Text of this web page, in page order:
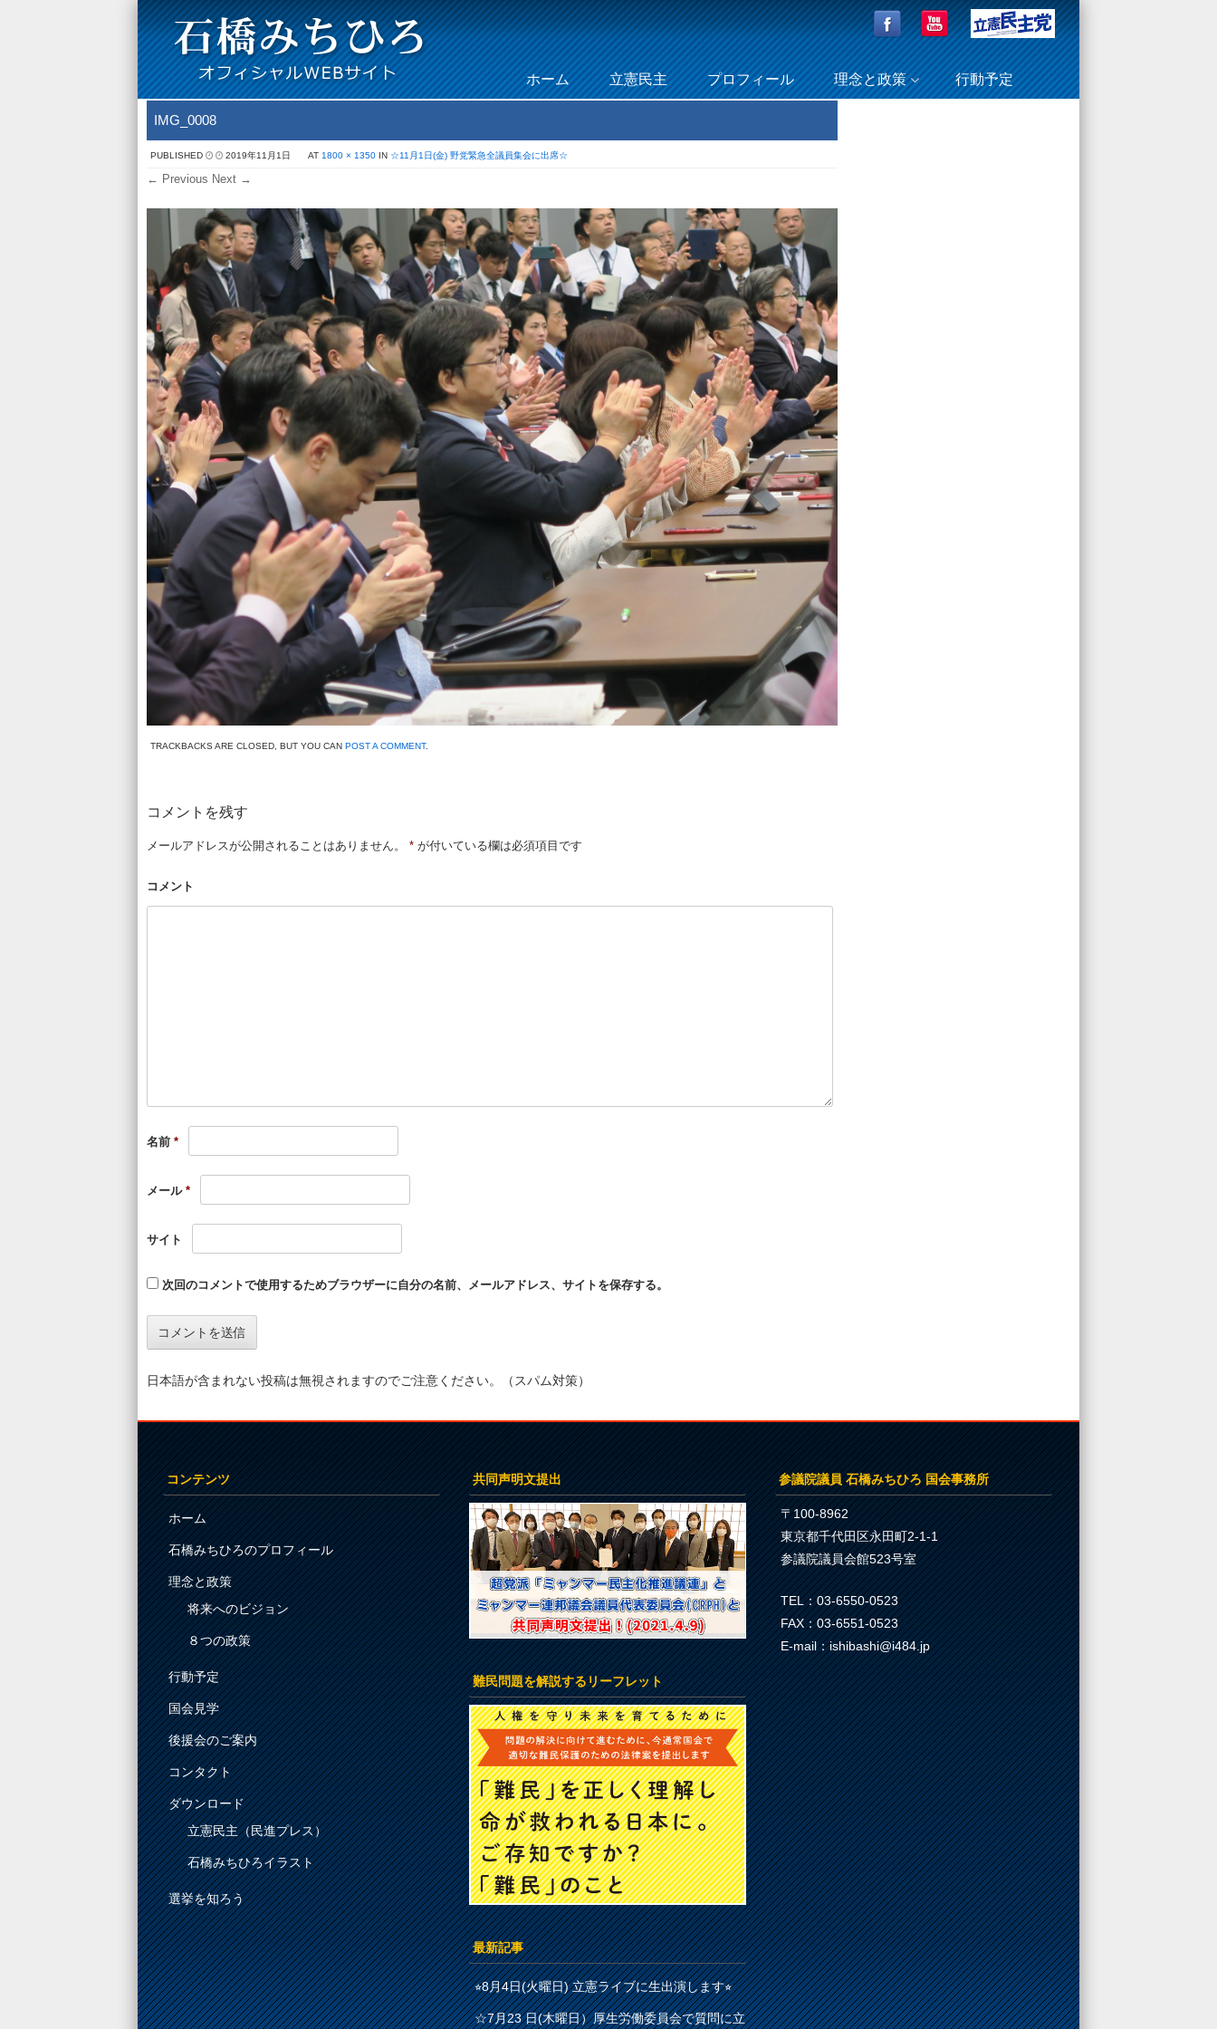
Menu
Skip to content
ホーム 立憲民主 プロフィール 理念と政策 行動予定
IMG_0008
PUBLISHED 2019年11月1日 AT 1800 × 1350 IN ☆11月1日(金) 野党緊急全議員集会に出席☆
← Previous Next →
TRACKBACKS ARE CLOSED, BUT YOU CAN POST A COMMENT.
コメントを残す
メールアドレスが公開されることはありません。 * が付いている欄は必須項目です
コメント
名前 *
メール *
サイト
次回のコメントで使用するためブラウザーに自分の名前、メールアドレス、サイトを保存する。
日本語が含まれない投稿は無視されますのでご注意ください。（スパム対策）
コンテンツ
ホーム
石橋みちひろのプロフィール
理念と政策
将来へのビジョン
８つの政策
行動予定
国会見学
後援会のご案内
コンタクト
ダウンロード
立憲民主（民進プレス）
石橋みちひろイラスト
選挙を知ろう
共同声明文提出
難民問題を解説するリーフレット
最新記事
⭐︎8月4日(火曜日) 立憲ライブに生出演します⭐︎
☆7月23 日(木曜日）厚生労働委員会で質問に立
参議院議員 石橋みちひろ 国会事務所
〒100-8962
東京都千代田区永田町2-1-1
参議院議員会館523号室
TEL：03-6550-0523
FAX：03-6551-0523
E-mail：ishibashi@i484.jp